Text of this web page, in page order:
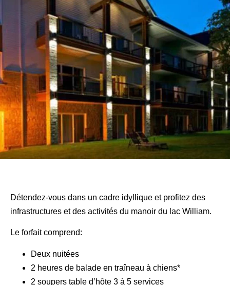
Détendez-vous dans un cadre idyllique et profitez des
infrastructures et des activités du manoir du lac William.
Le forfait comprend:
Deux nuitées
2 heures de balade en traîneau à chiens*
2 soupers table d’hôte 3 à 5 services